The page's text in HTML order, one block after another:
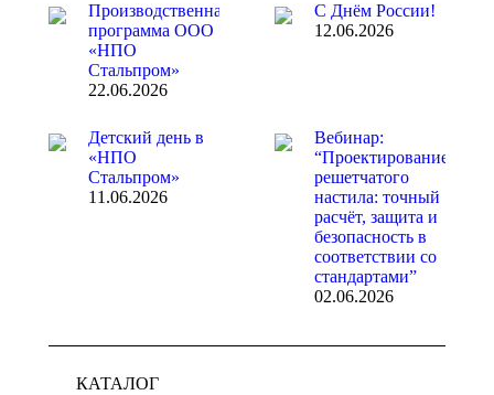
Производственная
программа ООО
«НПО
Стальпром»
22.06.2026
С Днём России!
12.06.2026
Детский день в
«НПО
Стальпром»
11.06.2026
Вебинар:
“Проектирование
решетчатого
настила: точный
расчёт, защита и
безопасность в
соответствии со
стандартами”
02.06.2026
КАТАЛОГ